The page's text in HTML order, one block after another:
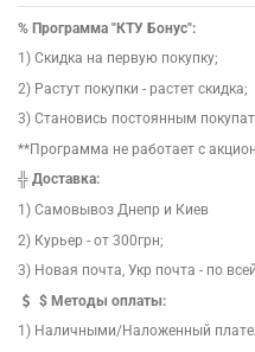
% Программа "КТУ Бонус":
1) Скидка на первую покупку;
2) Растут покупки - растет скидка;
3) Становись постоянным
**Программа не работает с
╬ Доставка:
1) Самовывоз Днепр и Киев
2) Курьер - от 300грн;
3) Новая почта, Укр почта - по
$Методы оплаты:
1) Наличными/Наложенный